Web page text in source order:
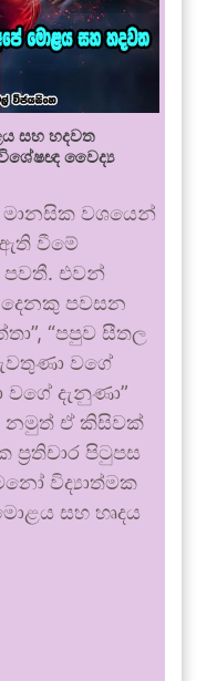
සහ හදවත
විශේෂඥ වෛද්‍ය
වශයෙන්
වීමේ
පවතී. එවන්
පවසන
“පපුව සීතල
වගේ
දැනුණා”
නමුත් ඒ කිසිවක්
පිටුපස
විද්‍යාත්මක
සහ හෘදය